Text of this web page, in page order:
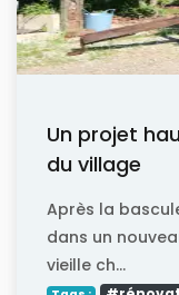
Un projet
du village
Après la
dans un
vieille ch...